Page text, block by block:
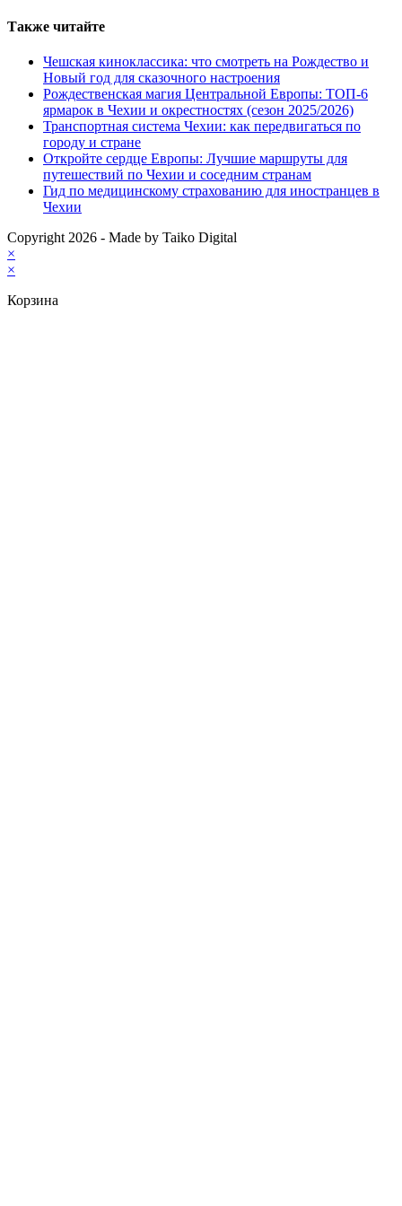
Также читайте
Чешская киноклассика: что смотреть на Рождество и
Новый год для сказочного настроения
Рождественская магия Центральной Европы: ТОП-6
ярмарок в Чехии и окрестностях (сезон 2025/2026)
Транспортная система Чехии: как передвигаться по
городу и стране
Откройте сердце Европы: Лучшие маршруты для
путешествий по Чехии и соседним странам
Гид по медицинскому страхованию для иностранцев в
Чехии
Copyright 2026 - Made by Taiko Digital
×
×
Корзина